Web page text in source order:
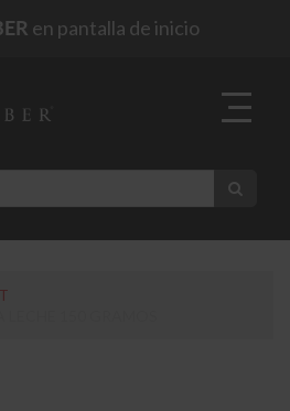
en pantalla de inicio